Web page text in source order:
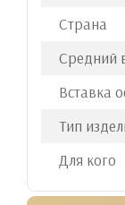
Страна
Средний
Вставка
Тип
Для кого